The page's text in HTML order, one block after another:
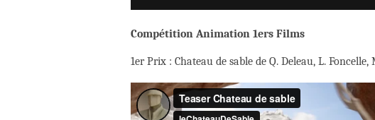
Compétition Animation 1ers Films
1er Prix : Chateau de sable de Q. Deleau, L.